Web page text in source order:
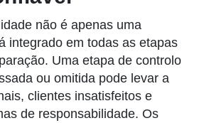
não é apenas uma
integrado em todas as etapas
Uma etapa de controlo
ou omitida pode levar a
clientes insatisfeitos e
de responsabilidade. Os